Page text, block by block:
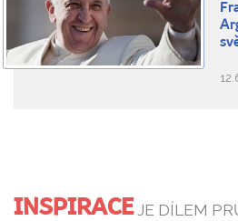
INSPIRACEJE DÍLEM